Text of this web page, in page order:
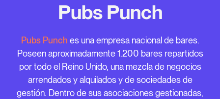
Pubs Punch
Pubs Punch es una empresa nacional de bares.
Poseen aproximadamente 1.200 bares repartidos
por todo el Reino Unido, una mezcla de negocios
arrendados y alquilados y de sociedades de
gestión. Dentro de sus asociaciones gestionadas,